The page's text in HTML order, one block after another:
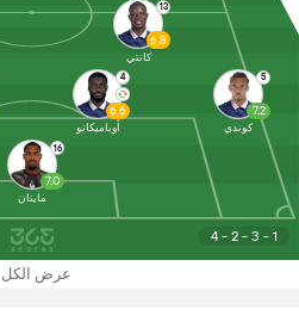
4 - 2 - 3 - 1
16
7.0
ماينان
4
6.6
أوباميكانو
5
7.2
كوندي
13
6.8
كانتي
عرض الكل